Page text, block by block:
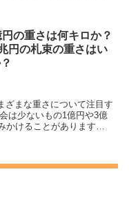
の重さは何キロか？
円の札束の重さはい
ざまな重さについて注目す
は少ないもの1億円や3億
かけることがあります